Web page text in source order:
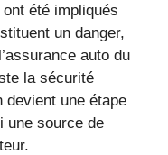
été impliqués
un danger,
auto du
la sécurité
devient une étape
une source de